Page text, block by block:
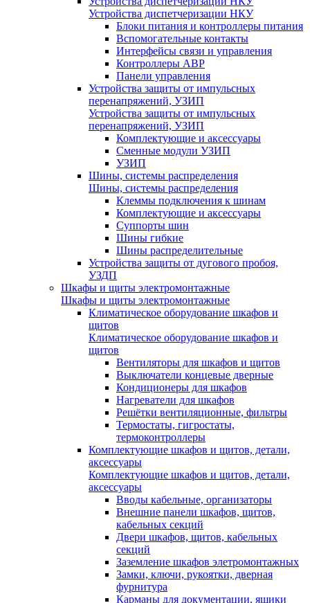
Устройства диспетчеризации НКУ
Блоки питания и контроллеры питания
Вспомогательные контакты
Интерфейсы связи и управления
Контроллеры АВР
Панели управления
Устройства защиты от импульсных
перенапряжений, УЗИП
Устройства защиты от импульсных
перенапряжений, УЗИП
Комплектующие и аксессуары
Сменные модули УЗИП
УЗИП
Шины, системы распределения
Шины, системы распределения
Клеммы подключения к шинам
Комплектующие и аксессуары
Суппорты шин
Шины гибкие
Шины распределительные
Устройства защиты от дугового пробоя,
УЗДП
Шкафы и щиты электромонтажные
Шкафы и щиты электромонтажные
Климатическое оборудование шкафов и
щитов
Климатическое оборудование шкафов и
щитов
Вентиляторы для шкафов и щитов
Выключатели концевые дверные
Кондиционеры для шкафов
Нагреватели для шкафов
Решётки вентиляционные, фильтры
Термостаты, гигростаты,
термоконтроллеры
Комплектующие шкафов и щитов, детали,
аксессуары
Комплектующие шкафов и щитов, детали,
аксессуары
Вводы кабельные, организаторы
Внешние панели шкафов, щитов,
кабельных секций
Двери шкафов, щитов, кабельных
секций
Заземление шкафов элетромонтажных
Замки, ключи, рукоятки, дверная
фурнитура
Карманы для документации, ящики